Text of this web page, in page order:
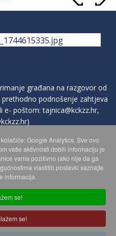
građana na razgovor od
prethodno podnošenje zahtjeva
e- poštom:tajnica@kckzz.hr,
)
OSOBNIH PODATAKA
WEBA
županija. Sva prava
Google Analytics. Sve ovo
vaše aktivnosti dobili informaciju je
vama pozitivno (ako nije da ga
vlastitih postavki saznajte
informacija.
se!
se!